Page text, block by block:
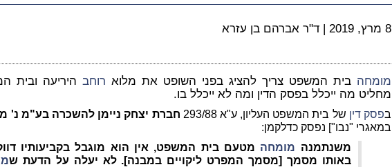
8 מרץ, 2019 | ד"ר אברהם בן עזרא
מומחה בית המשפט צריך להציג בפני השופט את מלוא רוחב היריעה ובית
מחליט מה ייכלל בפסק הדין ומה לא ייכלל בו.
בפסק דין של בית המשפט העליון, ע"א 293/88 חברת יצחק ניימן להשכרה בע"מ נ'
במאגרי "נבו"] נפסק כדלקמן:
משנתמנה מומחה מטעם בית המשפט, אין הוא מוגבל בקביעותיו
באותו מסמך [מסמך המפרט ליקויים במבנה]. לא יעלה על הדעת ש